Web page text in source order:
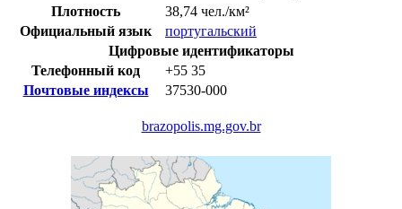
Плотность
38,74 чел./км²
Официальный язык
португальский
Цифровые идентификаторы
Телефонный код
+55 35
Почтовые индексы
37530-000
brazopolis.mg.gov.br